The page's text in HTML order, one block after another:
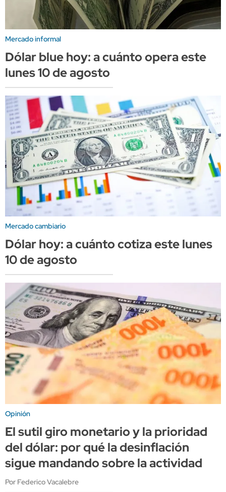
Mercado informal
Dólar blue hoy: a cuánto opera este
lunes 10 de agosto
Mercado cambiario
Dólar hoy: a cuánto cotiza este lunes
10 de agosto
Opinión
El sutil giro monetario y la prioridad
del dólar: por qué la desinflación
sigue mandando sobre la actividad
Por Federico Vacalebre